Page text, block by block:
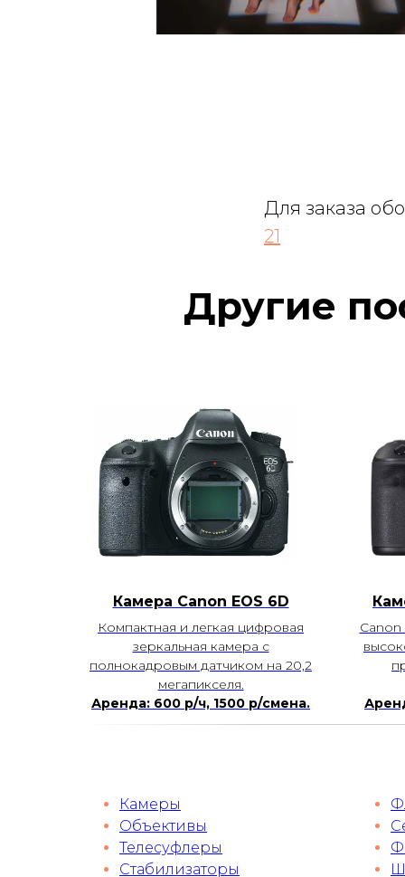
Для заказа
21
Другие
Камера Canon EOS 6D
Компактная и легкая цифровая
зеркальная камера с
полнокадровым датчиком на 20,2
мегапикселя.
Аренда: 600 р/ч, 1500 р/смена.
Canon
Камеры
Объективы
Телесуфлеры
Стабилизаторы